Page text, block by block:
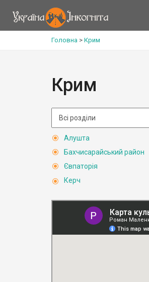
Головна > Крим
Крим
Алушта
Бахчисарайський район
Євпаторія
Керч